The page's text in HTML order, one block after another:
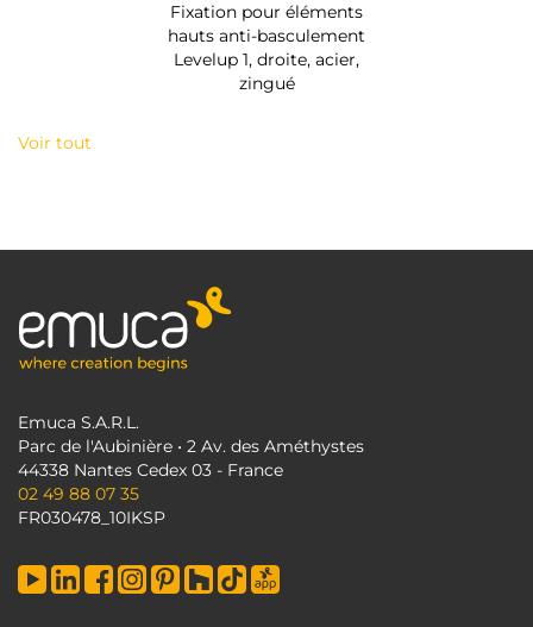
Fixation pour éléments
hauts anti-basculement
Levelup 1, droite, acier,
zingué
Voir tout
Emuca S.A.R.L.
Parc de l'Aubinière • 2 Av. des Améthystes
44338 Nantes Cedex 03 - France
02 49 88 07 35
FR030478_10IKSP